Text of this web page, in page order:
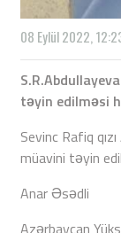
08 Eylül 2022,
təyin edilməsi
Sevinc Rafiq
müavini təyin
Anar Əsədli